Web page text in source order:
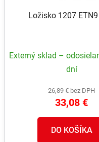
Ložisko 1207
Externý sklad –
dní
26,89 € bez DPH
33,08 €
DO KOŠÍKA